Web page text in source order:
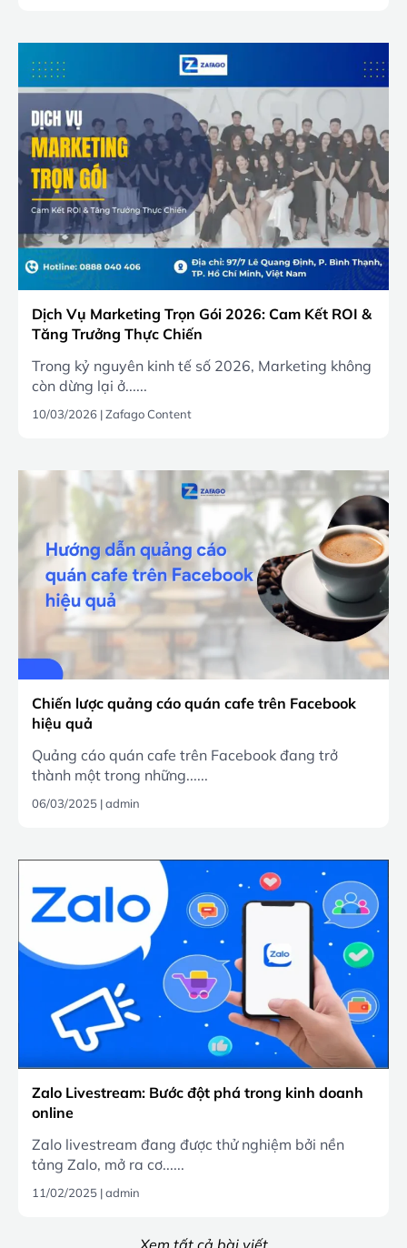
Dịch Vụ Marketing Trọn Gói 2026: Cam Kết ROI &
Tăng Trưởng Thực Chiến
Trong kỷ nguyên kinh tế số 2026, Marketing không
còn dừng lại ở......
10/03/2026 |Zafago Content
Chiến lược quảng cáo quán cafe trên Facebook
hiệu quả
Quảng cáo quán cafe trên Facebook đang trở
thành một trong những......
06/03/2025 |admin
Zalo Livestream: Bước đột phá trong kinh doanh
online
Zalo livestream đang được thử nghiệm bởi nền
tảng Zalo, mở ra cơ......
11/02/2025 |admin
Xem tất cả bài viết